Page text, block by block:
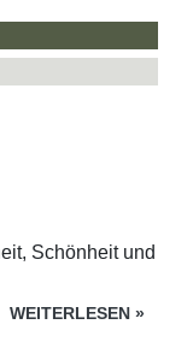
Schönheit und
WEITERLESEN »